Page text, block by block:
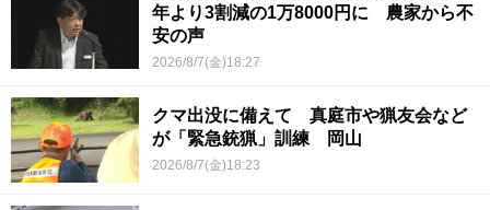
年より3割減の1万8000円に 農家から不
安の声
2026/8/7(金)18:27
クマ出没に備えて 真庭市や猟友会など
が「緊急銃猟」訓練 岡山
2026/8/7(金)18:23